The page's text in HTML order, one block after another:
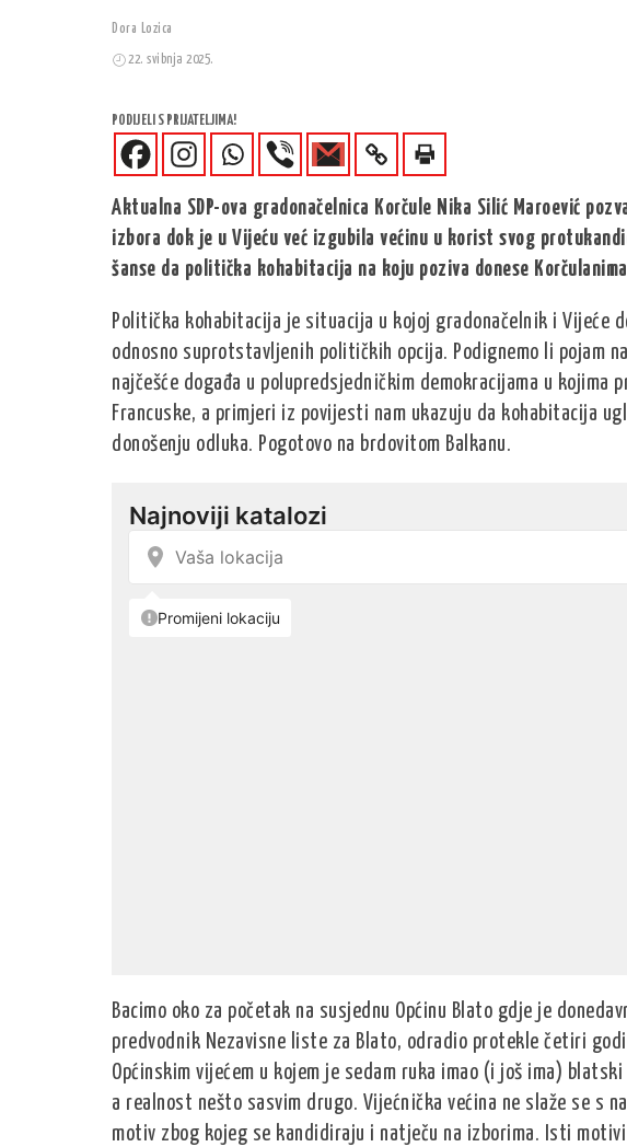
Dora Lozica
22. svibnja 2025.
PODIJELI S PRIJATELJIMA!
Aktualna SDP-ova gradonačelnica Korčule Nika Silić Maroević
izbora dok je u Vijeću već izgubila većinu u korist svog
šanse da politička kohabitacija na koju poziva donese
Politička kohabitacija je situacija u kojoj gradonačelnik i Vijeće
odnosno suprotstavljenih političkih opcija. Podignemo li pojam
najčešće događa u polupredsjedničkim demokracijama u kojima
Francuske, a primjeri iz povijesti nam ukazuju da kohabitacija
donošenju odluka. Pogotovo na brdovitom Balkanu.
Bacimo oko za početak na susjednu Općinu Blato gdje je
predvodnik Nezavisne liste za Blato, odradio protekle četiri
Općinskim vijećem u kojem je sedam ruka imao (i još ima)
a realnost nešto sasvim drugo. Vijećnička većina ne slaže se s
motiv zbog kojeg se kandidiraju i natječu na izborima. Isti